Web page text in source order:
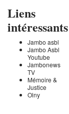
Liens
intéressants
Jambo asbl
Jambo Asbl
Youtube
Jambonews
TV
Mémoire &
Justice
Olny